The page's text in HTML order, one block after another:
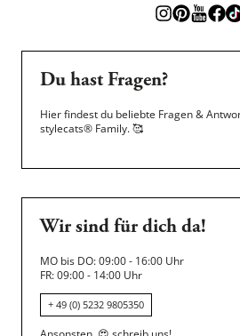
Du hast Fragen?
Hier findest du beliebte Fragen &
stylecats® Family.🥰
Wir sind für dich da!
MO bis DO: 09:00 - 16:00 Uhr
FR: 09:00 - 14:00 Uhr
+ 49 (0) 5232 9805350